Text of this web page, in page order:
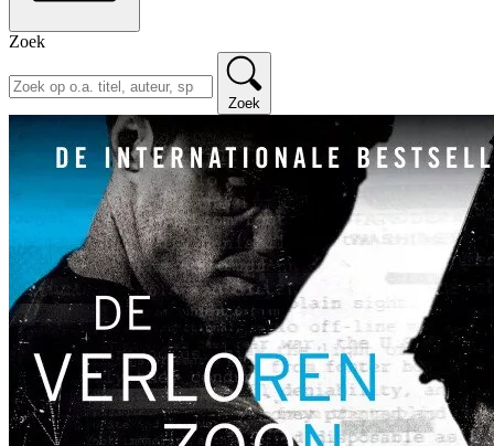
Zoek
Zoek